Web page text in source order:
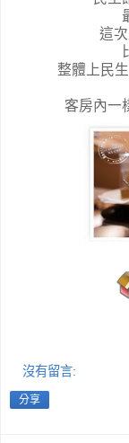
這
整體上民
客房內一
沒有留言:
分享